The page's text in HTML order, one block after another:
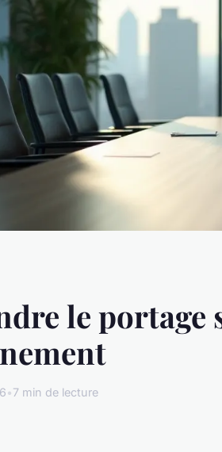
le portage
•7 min de lecture